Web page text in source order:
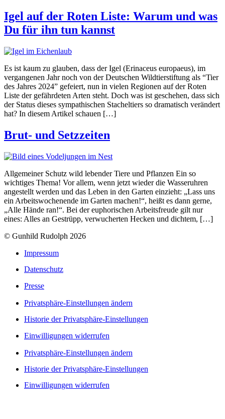
Igel auf der Roten Liste: Warum und was
Du für ihn tun kannst
Es ist kaum zu glauben, dass der Igel (Erinaceus europaeus), im
vergangenen Jahr noch von der Deutschen Wildtierstiftung als “Tier
des Jahres 2024” gefeiert, nun in vielen Regionen auf der Roten
Liste der gefährdeten Arten steht. Doch was ist geschehen, dass sich
der Status dieses sympathischen Stacheltiers so dramatisch verändert
hat? In diesem Artikel schauen […]
Brut- und Setzzeiten
Allgemeiner Schutz wild lebender Tiere und Pflanzen Ein so
wichtiges Thema! Vor allem, wenn jetzt wieder die Wasseruhren
angestellt werden und das Leben in den Garten einzieht: „Lass uns
ein Arbeitswochenende im Garten machen!“, heißt es dann gerne,
„Alle Hände ran!“. Bei der euphorischen Arbeitsfreude gilt nur
eines: Alles an Gestrüpp, verwucherten Hecken und dichtem, […]
© Gunhild Rudolph 2026
Impressum
Datenschutz
Presse
Privatsphäre-Einstellungen ändern
Historie der Privatsphäre-Einstellungen
Einwilligungen widerrufen
Privatsphäre-Einstellungen ändern
Historie der Privatsphäre-Einstellungen
Einwilligungen widerrufen